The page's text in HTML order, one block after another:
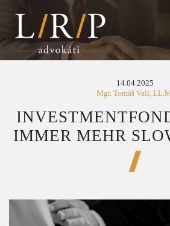
14.04.2025
Mgr. Tomáš Vall,
IMMER MEHR